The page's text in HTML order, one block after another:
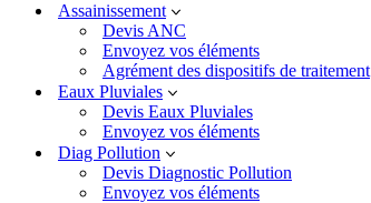
Assainissement
Devis ANC
Envoyez vos éléments
Agrément des dispositifs de traitement
Eaux Pluviales
Devis Eaux Pluviales
Envoyez vos éléments
Diag Pollution
Devis Diagnostic Pollution
Envoyez vos éléments